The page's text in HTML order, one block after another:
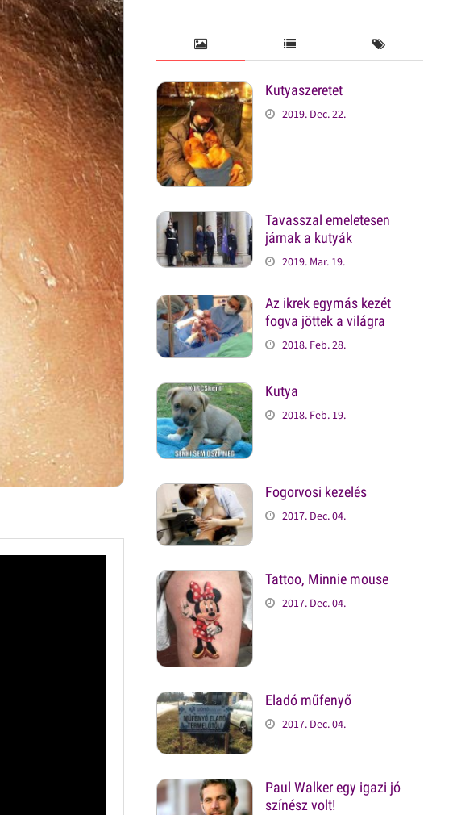
Kutyaszeretet
2019. Dec. 22.
Tavasszal emeletesen
járnak a kutyák
2019. Mar. 19.
Az ikrek egymás kezét
fogva jöttek a világra
2018. Feb. 28.
Kutya
2018. Feb. 19.
Fogorvosi kezelés
2017. Dec. 04.
Tattoo, Minnie mouse
2017. Dec. 04.
Eladó műfenyő
2017. Dec. 04.
Paul Walker egy igazi jó
színész volt!